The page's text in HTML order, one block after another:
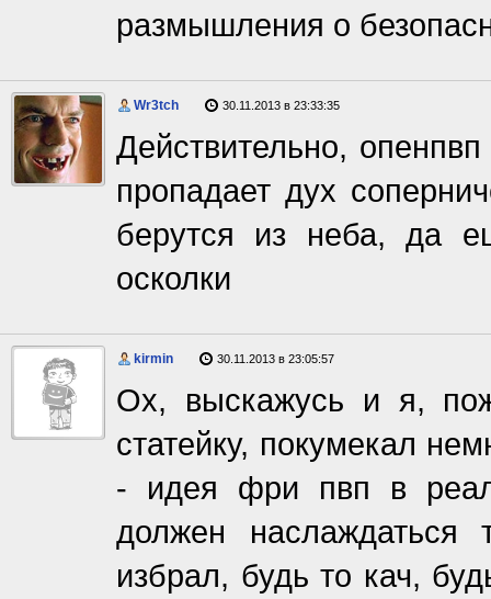
размышления о
Wr3tch 30.11.2013 в 23:33:35
Действительно,
пропадает дух
берутся из неба, да
осколки
kirmin 30.11.2013 в 23:05:57
Ох, выскажусь и я,
статейку, покумекал
- идея фри пвп в
должен
избрал, будь то кач,